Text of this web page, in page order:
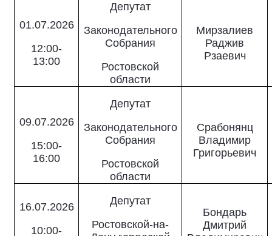
01.07.2026
12:00-
13:00
Депутат
Законодательного
Собрания
Ростовской
области
Мирзалиев
Раджив
Рзаевич
09.07.2026
15:00-
16:00
Депутат
Законодательного
Собрания
Ростовской
области
Срабонянц
Владимир
Григорьевич
16.07.2026
10:00-
Депутат
Ростовской-на-
Бондарь
Дмитрий